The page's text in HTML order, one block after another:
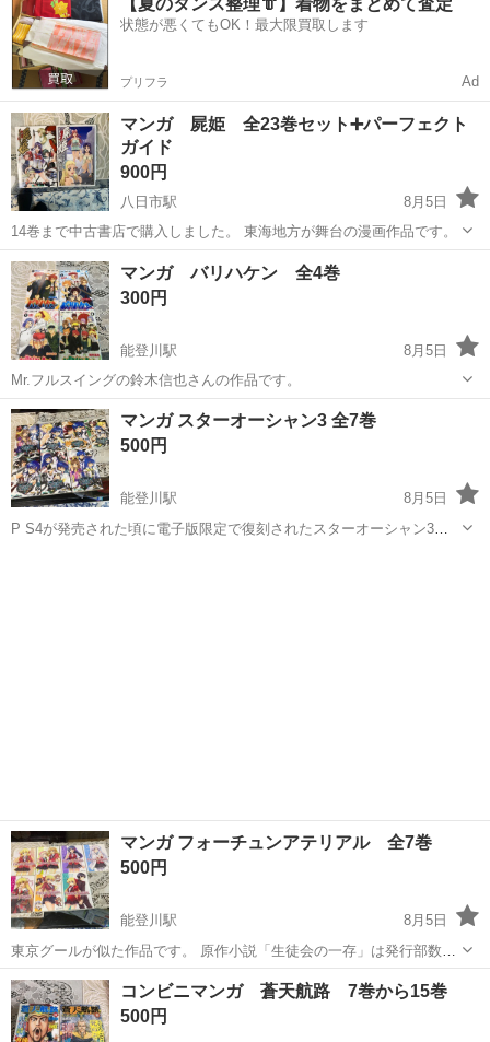
物資が受け取れる◎／20〜40代男女活躍中！ 車載用リチウムイオン電
池部品の製造 車載用...状態が悪くてもOK！最大限買取します
プリフラ Ad
マンガ 屍姫 全23巻セット➕パーフェクト
ガイド
900円
八日市駅
8月5日
14巻まで中古書店で購入しました。 東海地方が舞台の漫画作品です。
滋賀 東近江市 八日市駅 マンガ、コミック、アニメ
古本
マンガ バリハケン 全4巻
300円
能登川駅
8月5日
Mr.フルスイングの鈴木信也さんの作品です。
滋賀 東近江市 能登川駅 マンガ、コミック、アニメ
マンガ スターオーシャン3 全7巻
500円
能登川駅
8月5日
P S4が発売された頃に電子版限定で復刻されたスターオーシャン3デ
マンガ フォーチュンアテリアル 全7巻
500円
能登川駅
8月5日
東京グールが似た作品です。 原作小説「生徒会の一存」は発行部数
600万部の大人気小説です。 黒子のバスケの黄瀬が紅瀬さんの名前を
オマージュした事で有名な作品です。
滋賀 東近江市 能登川駅 マンガ、コミック、アニメ
した
コンビニマンガ 蒼天航路 7巻から15巻
500円